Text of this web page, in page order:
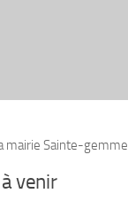
mairie Sainte-
venir